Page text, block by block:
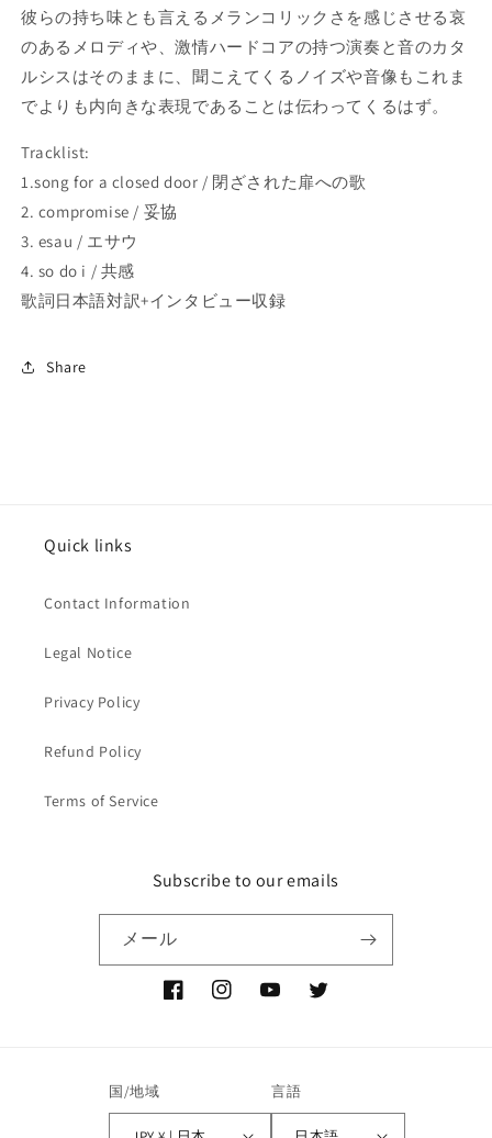
彼らの持ち味とも言えるメランコリックさを感じさせる哀
のあるメロディや、激情ハードコアの持つ演奏と音のカタ
ルシスはそのままに、聞こえてくるノイズや音像もこれま
でよりも内向きな表現であることは伝わってくるはず。
Tracklist:
1.song for a closed door / 閉ざされた扉への歌
2. compromise / 妥協
3. esau / エサウ
4. so do i / 共感
歌詞日本語対訳+インタビュー収録
Share
Quick links
Contact Information
Legal Notice
Privacy Policy
Refund Policy
Terms of Service
Subscribe to our emails
メール
FacebookInstagramYouTubeTwitter
国/地域 言語